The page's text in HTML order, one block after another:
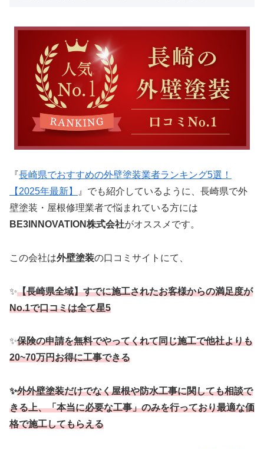
『長崎県でおすすめの外壁塗装業者ランキング5選！
【2025年最新】
』でも紹介しているように、長崎県で外
壁塗装・屋根修理業者で悩まれている方には
BE3INNOVATION株式会社がオススメです。
この会社は外壁塗装の口コミサイトにて、
✨【長崎県全域】すでに施工されたお客様からの満足度が
No.1で口コミは全て星5
✨保険の申請を無料でやってくれて同じ施工で他社よりも
20~70万円お得に工事できる
✨外外壁塗装だけでなく屋根や防水工事に関しても相談で
きる上、「本当に必要な工事」のみを行っており最適な価
格で施工してもらえる